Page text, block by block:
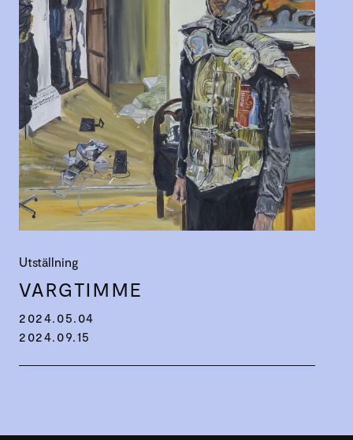
Utställning
VARGTIMME
2024.05.04
2024.09.15